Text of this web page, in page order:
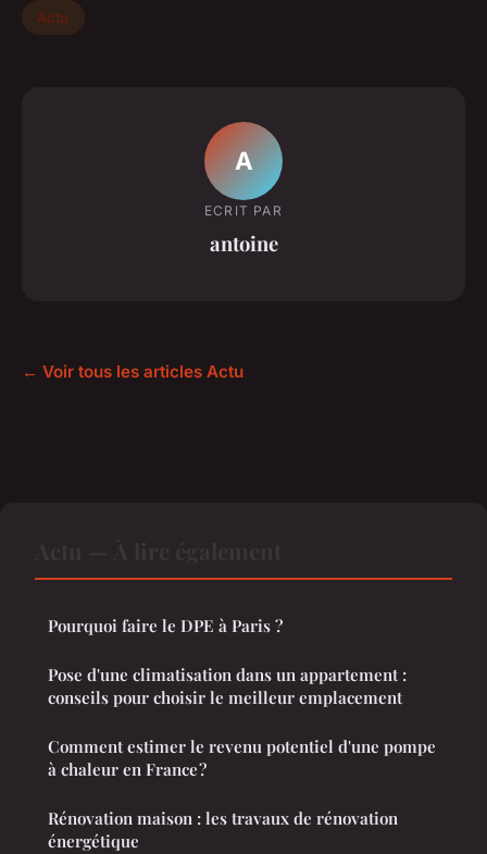
Actu
A
ECRIT PAR
antoine
← Voir tous les articles Actu
Pourquoi faire le DPE à Paris ?
Pose d'une climatisation dans un appartement :
conseils pour choisir le meilleur emplacement
Comment estimer le revenu potentiel d'une pompe
à chaleur en France ?
Rénovation maison : les travaux de rénovation
énergétique